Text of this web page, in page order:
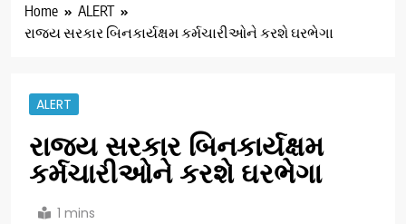
Home
ALERT
રાજ્ય સરકાર બિનકાર્યક્ષમ કર્મચારીઓને કરશે ઘરભેગા
ALERT
રાજ્ય સરકાર બિનકાર્યક્ષમ
કર્મચારીઓને કરશે ઘરભેગા
1 mins